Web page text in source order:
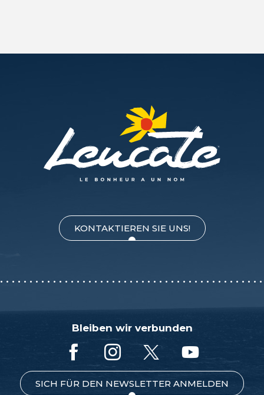
KONTAKTIEREN SIE UNS!
Bleiben wir verbunden
SICH FÜR DEN NEWSLETTER ANMELDEN